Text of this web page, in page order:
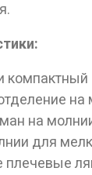
компактный
на
на
для
плечевые